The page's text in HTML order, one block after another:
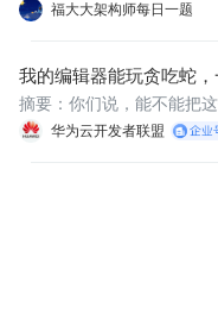
福大大架构师每日一题
我的编辑器能玩贪吃蛇，
华为云开发者联盟
摘要：你们说，能不能把